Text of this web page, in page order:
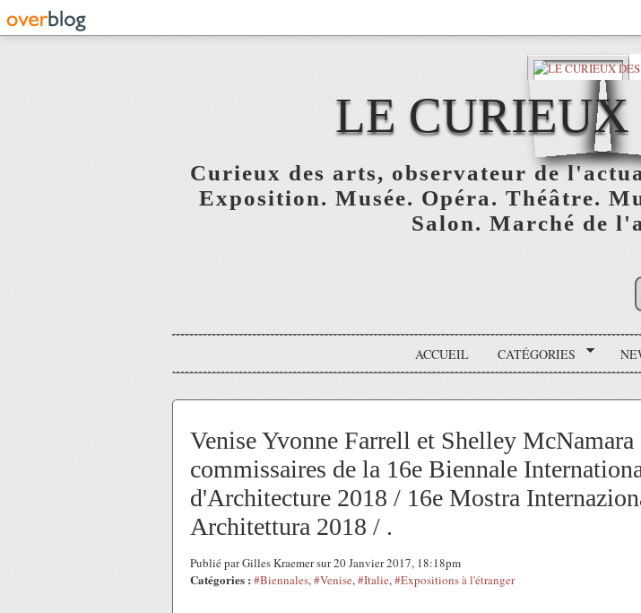
LE CURIEUX
Curieux des arts, observateur de
Exposition. Musée. Opéra. Théâtre.
Salon. Marché de
ACCUEIL CATÉGORIES
Venise Yvonne Farrell et Shelley McNamara
commissaires de la 16e Biennale
d'Architecture 2018 / 16e Mostra
Architettura 2018 / .
Publié par Gilles Kraemer sur 20 Janvier 2017, 18:18pm
Catégories : #Biennales,#Venise,#Italie,#Expositions à l'étranger